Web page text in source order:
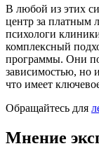
В любой из этих
центр за платным
психологи
комплексный
программы. Они
зависимостью, но
что имеет
Обращайтесь для
Мнение